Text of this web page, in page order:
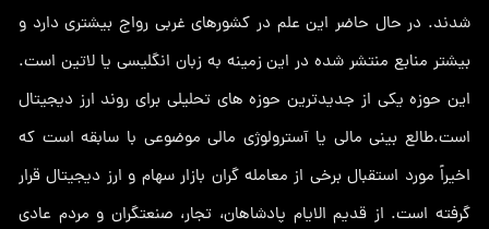
شدند. در حال حاضر این علم در کشورهای غربی رواج بیشتری دارد و
بیشتر منابع منتشر شده در این زمینه به زبان انگلیسی یا لاتین است.
این حوزه یکی از جدیدترین حوزه های تحلیلی برای روند ارز دیجیتال
است.طالع بینی مالی یا آسترولوژی مالی موضوعی با سابقه است که
اخیراً مورد استقبال برخی از معامله گران بازار سهام و ارز دیجیتال قرار
گرفته است. از قدیم الایام پادشاهان، تجار، صنعتگران و مردم عادی